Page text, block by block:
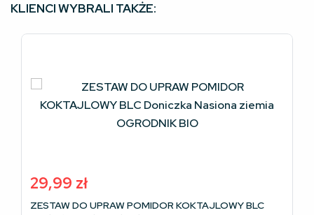
KLIENCI WYBRALI TAKŻE:
29,99 zł
ZESTAW DO UPRAW POMIDOR KOKTAJLOWY BLC